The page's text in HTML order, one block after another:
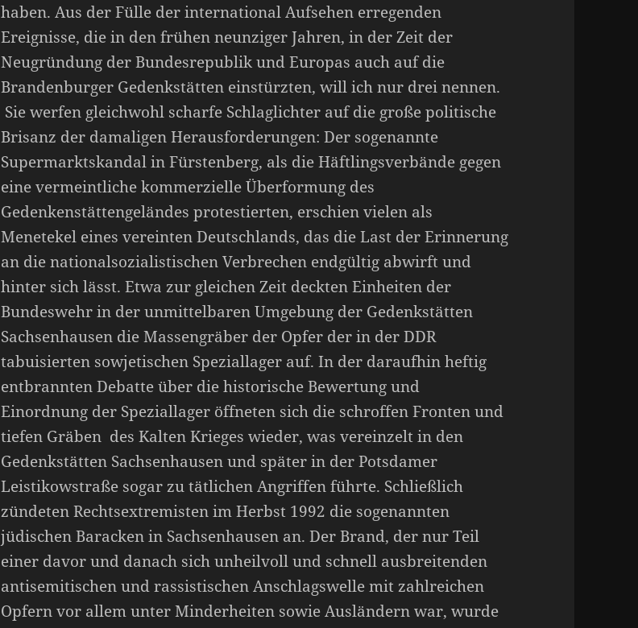
haben. Aus der Fülle der international Aufsehen erregenden
Ereignisse, die in den frühen neunziger Jahren, in der Zeit der
Neugründung der Bundesrepublik und Europas auch auf die
Brandenburger Gedenkstätten einstürzten, will ich nur drei nennen.
Sie werfen gleichwohl scharfe Schlaglichter auf die große politische
Brisanz der damaligen Herausforderungen: Der sogenannte
Supermarktskandal in Fürstenberg, als die Häftlingsverbände gegen
eine vermeintliche kommerzielle Überformung des
Gedenkenstättengeländes protestierten, erschien vielen als
Menetekel eines vereinten Deutschlands, das die Last der Erinnerung
an die nationalsozialistischen Verbrechen endgültig abwirft und
hinter sich lässt. Etwa zur gleichen Zeit deckten Einheiten der
Bundeswehr in der unmittelbaren Umgebung der Gedenkstätten
Sachsenhausen die Massengräber der Opfer der in der DDR
tabuisierten sowjetischen Speziallager auf. In der daraufhin heftig
entbrannten Debatte über die historische Bewertung und
Einordnung der Speziallager öffneten sich die schroffen Fronten und
tiefen Gräben des Kalten Krieges wieder, was vereinzelt in den
Gedenkstätten Sachsenhausen und später in der Potsdamer
Leistikowstraße sogar zu tätlichen Angriffen führte. Schließlich
zündeten Rechtsextremisten im Herbst 1992 die sogenannten
jüdischen Baracken in Sachsenhausen an. Der Brand, der nur Teil
einer davor und danach sich unheilvoll und schnell ausbreitenden
antisemitischen und rassistischen Anschlagswelle mit zahlreichen
Opfern vor allem unter Minderheiten sowie Ausländern war, wurde